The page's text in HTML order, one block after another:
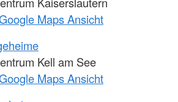
Maps Ansicht
Kell am See
Maps Ansicht